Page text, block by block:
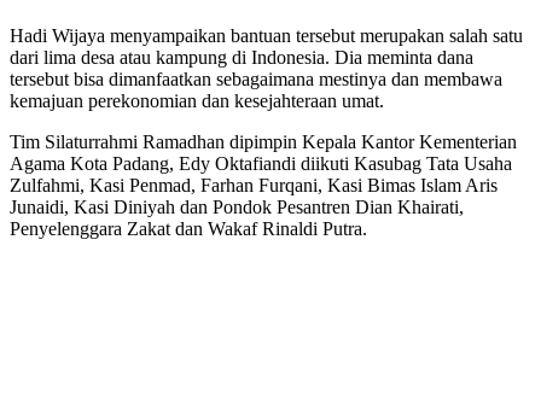
Hadi Wijaya menyampaikan bantuan tersebut merupakan salah satu
dari lima desa atau kampung di Indonesia. Dia meminta dana
tersebut bisa dimanfaatkan sebagaimana mestinya dan membawa
kemajuan perekonomian dan kesejahteraan umat.
Tim Silaturrahmi Ramadhan dipimpin Kepala Kantor Kementerian
Agama Kota Padang, Edy Oktafiandi diikuti Kasubag Tata Usaha
Zulfahmi, Kasi Penmad, Farhan Furqani, Kasi Bimas Islam Aris
Junaidi, Kasi Diniyah dan Pondok Pesantren Dian Khairati,
Penyelenggara Zakat dan Wakaf Rinaldi Putra.